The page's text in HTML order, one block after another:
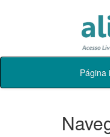
Skip
Página